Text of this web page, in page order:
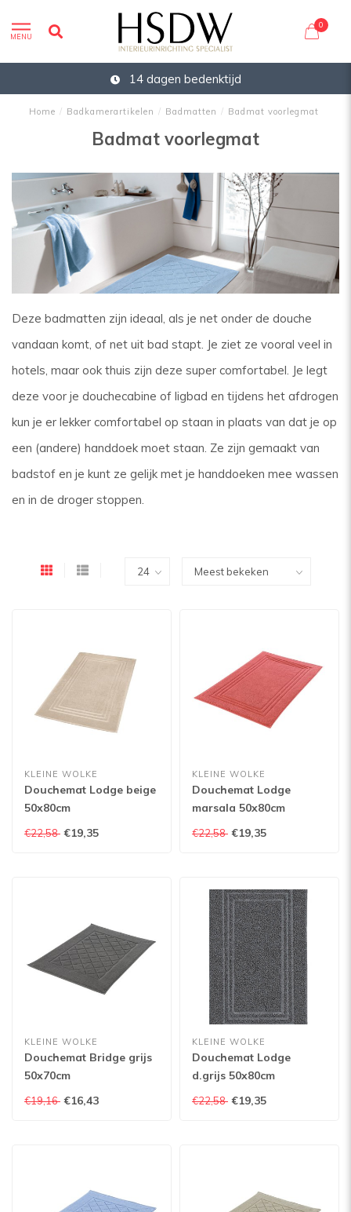
MENU
0
14 dagen bedenktijd
Home / Badkamerartikelen / Badmatten / Badmat voorlegmat
Badmat voorlegmat
Deze badmatten zijn ideaal, als je net onder de douche
vandaan komt, of net uit bad stapt. Je ziet ze vooral veel in
hotels, maar ook thuis zijn deze super comfortabel. Je legt
deze voor je douchecabine of ligbad en tijdens het afdrogen
kun je er lekker comfortabel op staan in plaats van dat je op
een (andere) handdoek moet staan. Ze zijn gemaakt van
badstof en je kunt ze gelijk met je handdoeken mee wassen
en in de droger stoppen.
KLEINE WOLKE
Douchemat Lodge beige
50x80cm
€22,58 €19,35
KLEINE WOLKE
Douchemat Lodge
marsala 50x80cm
€22,58 €19,35
KLEINE WOLKE
Douchemat Bridge grijs
50x70cm
€19,16 €16,43
KLEINE WOLKE
Douchemat Lodge
d.grijs 50x80cm
€22,58 €19,35